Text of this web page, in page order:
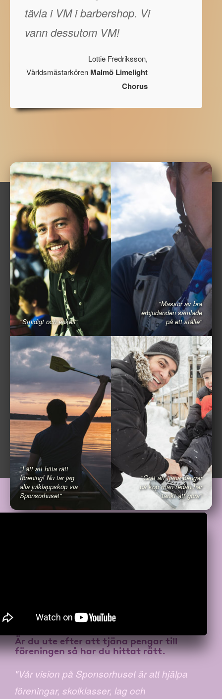
tävla i VM i barbershop. Vi
vann dessutom VM!
Lottie Fredriksson,
Världsmästarkören Malmö Limelight
Chorus
"Smidigt och enkelt"
"Massor av bra
erbjudanden samlade
på ett ställe"
"Lätt att hitta rätt
förening! Nu tar jag
alla julklappsköp via
Sponsorhuset"
"Gott att tjäna pengar
på köp man redan har
tänkt att göra"
Är du ute efter atttjäna pengar till
föreningenså har du hittat rätt.
"Vår vision på Sponsorhuset är att hjälpa
föreningar, skolklasser, lag och